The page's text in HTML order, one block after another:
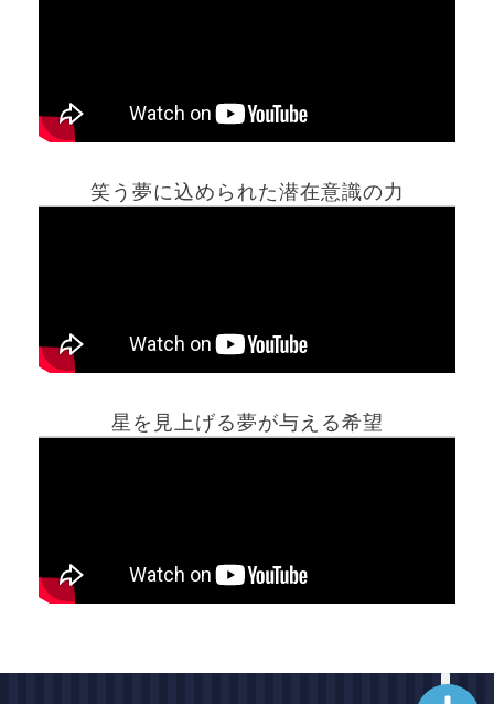
笑う夢に込められた潜在意識の力
星を見上げる夢が与える希望
ホーム
最新記事動画